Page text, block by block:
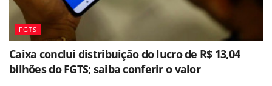
FGTS
Caixa conclui distribuição do lucro de R$ 13,04
bilhões do FGTS; saiba conferir o valor